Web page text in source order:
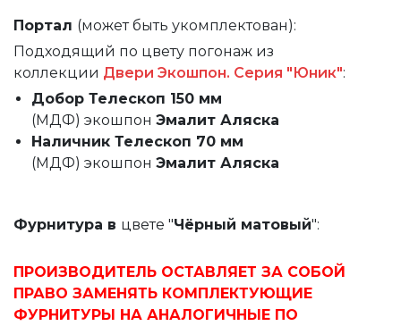
Портал (может быть укомплектован):
Подходящий по цвету погонаж из
коллекции Двери Экошпон. Серия "Юник":
Добор Телескоп 150 мм
(МДФ) экошпон Эмалит Аляска
Наличник Телескоп 70 мм
(МДФ) экошпон Эмалит Аляска
Фурнитура в цвете "Чёрный матовый":
ПРОИЗВОДИТЕЛЬ ОСТАВЛЯЕТ ЗА СОБОЙ
ПРАВО ЗАМЕНЯТЬ КОМПЛЕКТУЮЩИЕ
ФУРНИТУРЫ НА АНАЛОГИЧНЫЕ ПО